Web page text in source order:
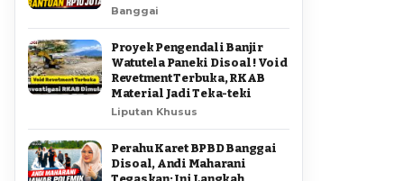
Banggai
Proyek Pengendali Banjir
Watutela Paneki Disoal ! Void
Revetment Terbuka, RKAB
Material Jadi Teka-teki
Liputan Khusus
Perahu Karet BPBD Banggai
Disoal, Andi Maharani